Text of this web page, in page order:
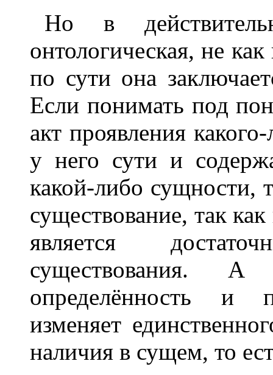
Но в
онтологическая, не
по сути она
Если понимать под
акт проявления
у него сути и
какой-либо сущности,
существование, так
является
существования.
определённость и
изменяет
наличия в сущем, то